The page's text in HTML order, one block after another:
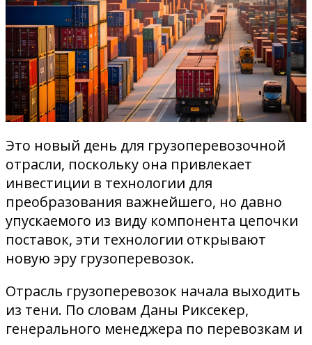
Это новый день для грузоперевозочной
отрасли, поскольку она привлекает
инвестиции в технологии для
преобразования важнейшего, но давно
упускаемого из виду компонента цепочки
поставок, эти технологии открывают
новую эру грузоперевозок.
Отрасль грузоперевозок начала выходить
из тени. По словам Даны Риксекер,
генерального менеджера по перевозкам и